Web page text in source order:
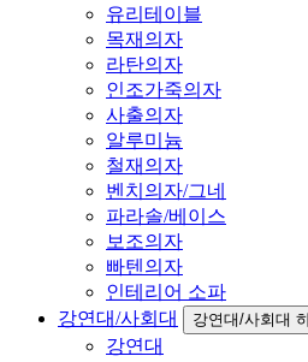
유리테이블
목재의자
라탄의자
인조가죽의자
사출의자
알루미늄
철재의자
벤치의자/그네
파라솔/베이스
보조의자
빠텐의자
인테리어 소파
강연대/사회대
강연대/사회대
강연대